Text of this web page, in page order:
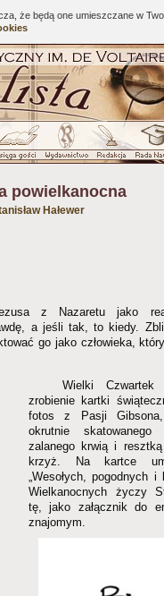
że będą one umieszczane w
powielkanocna
Hałewer
z Nazaretu jako
a jeśli tak, to kiedy.
go jako człowieka,
Wielki Czwartek
zrobienie kartki
fotos z Pasji Gibsona,
okrutnie skatowanego
zalanego krwią i resztką
krzyż. Na kartce
„Wesołych, pogodnych
Wielkanocnych życzy
tę, jako załącznik do
znajomym.